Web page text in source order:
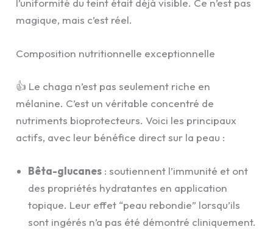
l’uniformité du teint était déjà visible. Ce n’est pas
magique, mais c’est réel.
Composition nutritionnelle exceptionnelle
👍 Le chaga n’est pas seulement riche en
mélanine. C’est un véritable concentré de
nutriments bioprotecteurs. Voici les principaux
actifs, avec leur bénéfice direct sur la peau :
Bêta-glucanes : soutiennent l’immunité et ont
des propriétés hydratantes en application
topique. Leur effet “peau rebondie” lorsqu’ils
sont ingérés n’a pas été démontré cliniquement.